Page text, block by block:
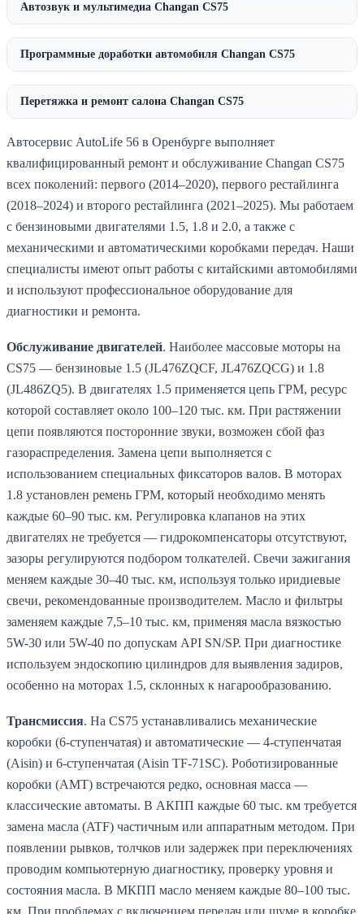
Автозвук и мультимедиа Changan CS75
Программные доработки автомобиля Changan CS75
Перетяжка и ремонт салона Changan CS75
Автосервис AutoLife 56 в Оренбурге выполняет
квалифицированный ремонт и обслуживание Changan CS75
всех поколений: первого (2014–2020), первого рестайлинга
(2018–2024) и второго рестайлинга (2021–2025). Мы работаем
с бензиновыми двигателями 1.5, 1.8 и 2.0, а также с
механическими и автоматическими коробками передач. Наши
специалисты имеют опыт работы с китайскими автомобилями
и используют профессиональное оборудование для
диагностики и ремонта.
Обслуживание двигателей. Наиболее массовые моторы на
CS75 — бензиновые 1.5 (JL476ZQCF, JL476ZQCG) и 1.8
(JL486ZQ5). В двигателях 1.5 применяется цепь ГРМ, ресурс
которой составляет около 100–120 тыс. км. При растяжении
цепи появляются посторонние звуки, возможен сбой фаз
газораспределения. Замена цепи выполняется с
использованием специальных фиксаторов валов. В моторах
1.8 установлен ремень ГРМ, который необходимо менять
каждые 60–90 тыс. км. Регулировка клапанов на этих
двигателях не требуется — гидрокомпенсаторы отсутствуют,
зазоры регулируются подбором толкателей. Свечи зажигания
меняем каждые 30–40 тыс. км, используя только иридиевые
свечи, рекомендованные производителем. Масло и фильтры
заменяем каждые 7,5–10 тыс. км, применяя масла вязкостью
5W-30 или 5W-40 по допускам API SN/SP. При диагностике
используем эндоскопию цилиндров для выявления задиров,
особенно на моторах 1.5, склонных к нагарообразованию.
Трансмиссия. На CS75 устанавливались механические
коробки (6-ступенчатая) и автоматические — 4-ступенчатая
(Aisin) и 6-ступенчатая (Aisin TF-71SC). Роботизированные
коробки (AMT) встречаются редко, основная масса —
классические автоматы. В АКПП каждые 60 тыс. км требуется
замена масла (ATF) частичным или аппаратным методом. При
появлении рывков, толчков или задержек при переключениях
проводим компьютерную диагностику, проверку уровня и
состояния масла. В МКПП масло меняем каждые 80–100 тыс.
км. При проблемах с включением передач или шуме в коробке